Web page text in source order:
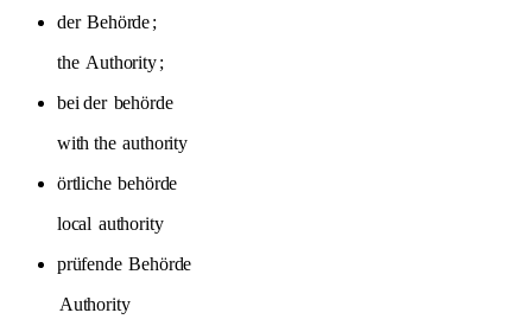
der Behörde;
the Authority;
bei der behörde
with the authority
örtliche behörde
local authority
prüfende Behörde
Authority